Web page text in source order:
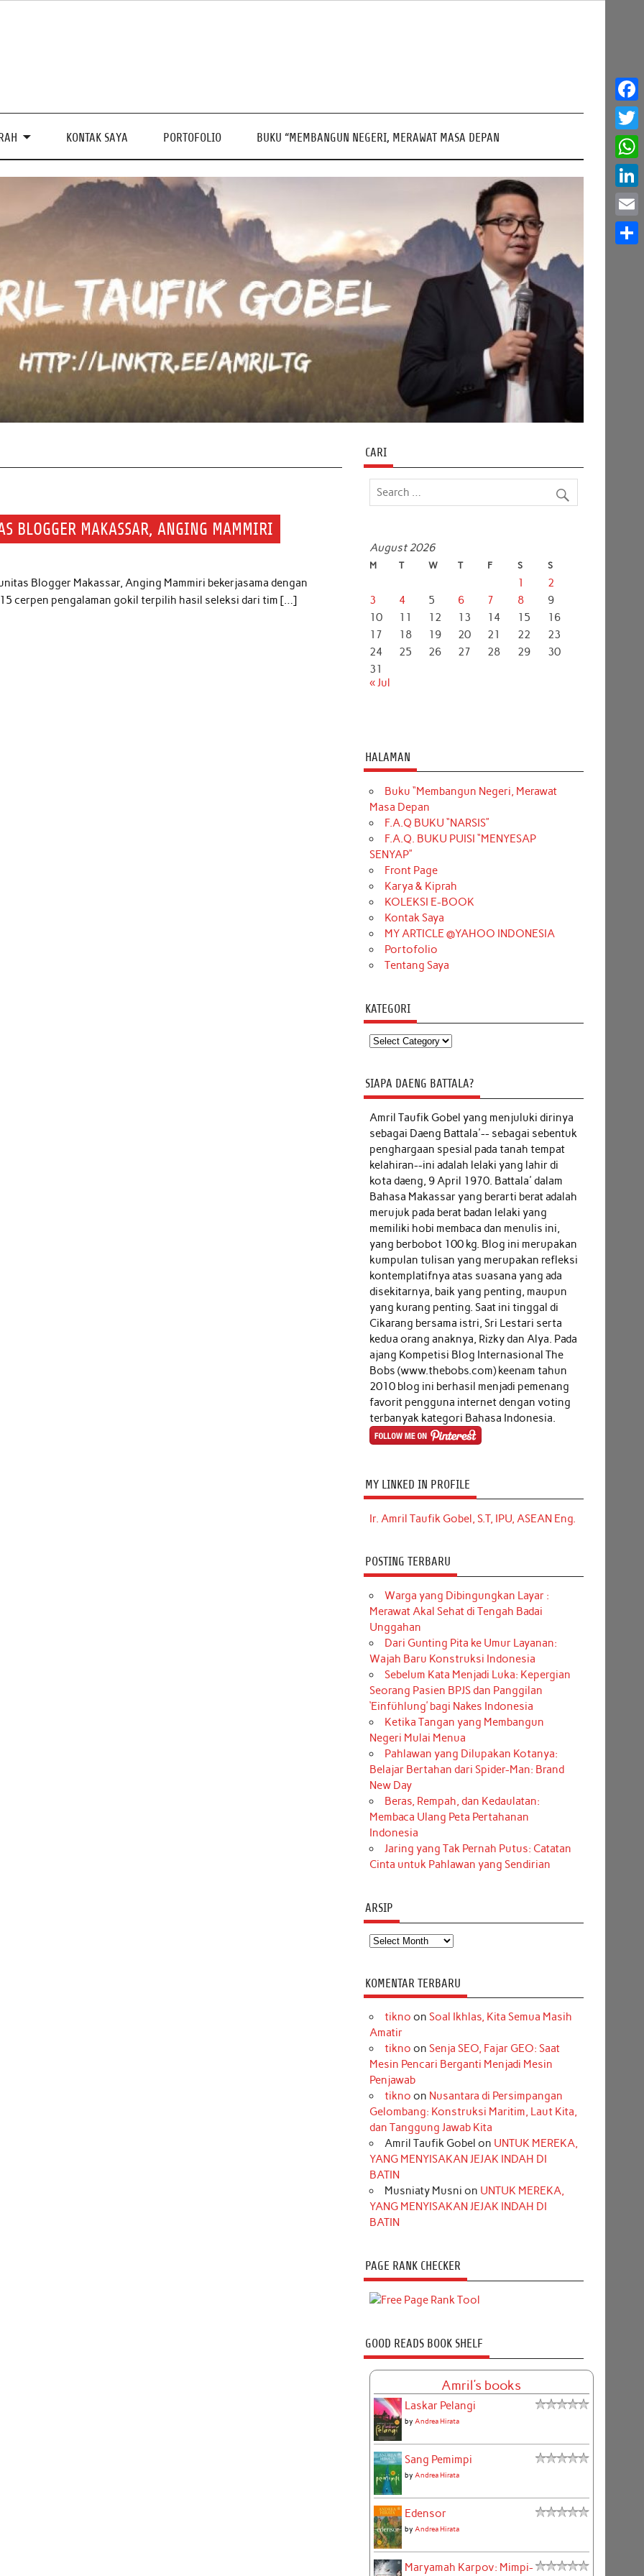
KONTAK SAYA PORTOFOLIO BUKU “MEMBANGUN NEGERI, MERAWAT MASA DEPAN
BLOGGER MAKASSAR, ANGING MAMMIRI
Blogger Makassar, Anging Mammiri bekerjasama dengan
cerpen pengalaman gokil terpilih hasil seleksi dari tim […]
CARI
August 2026
M T W T F S S
1
2
3
4 5 6 7 8
9
10
11 12 13 14 15
16
17
18 19 20 21 22
23
24
25 26 27 28 29
30
31
« Jul
HALAMAN
Buku “Membangun Negeri, Merawat
Masa Depan
F.A.Q BUKU “NARSIS”
F.A.Q. BUKU PUISI “MENYESAP
SENYAP”
Front Page
Karya & Kiprah
KOLEKSI E-BOOK
Kontak Saya
MY ARTICLE @YAHOO INDONESIA
Portofolio
Tentang Saya
KATEGORI
Kategori
SIAPA DAENG BATTALA?
Amril Taufik Gobel yang menjuluki dirinya
sebagai Daeng Battala'-- sebagai sebentuk
penghargaan spesial pada tanah tempat
kelahiran--ini adalah lelaki yang lahir di
kota daeng, 9 April 1970. Battala' dalam
Bahasa Makassar yang berarti berat adalah
merujuk pada berat badan lelaki yang
memiliki hobi membaca dan menulis ini,
yang berbobot 100 kg. Blog ini merupakan
kumpulan tulisan yang merupakan refleksi
kontemplatifnya atas suasana yang ada
disekitarnya, baik yang penting, maupun
yang kurang penting. Saat ini tinggal di
Cikarang bersama istri, Sri Lestari serta
kedua orang anaknya, Rizky dan Alya. Pada
ajang Kompetisi Blog Internasional The
Bobs (www.thebobs.com) keenam tahun
2010 blog ini berhasil menjadi pemenang
favorit pengguna internet dengan voting
terbanyak kategori Bahasa Indonesia.
MY LINKED IN PROFILE
Ir. Amril Taufik Gobel, S.T, IPU, ASEAN Eng.
POSTING TERBARU
Warga yang Dibingungkan Layar :
Merawat Akal Sehat di Tengah Badai
Unggahan
Dari Gunting Pita ke Umur Layanan:
Wajah Baru Konstruksi Indonesia
Sebelum Kata Menjadi Luka: Kepergian
Seorang Pasien BPJS dan Panggilan
‘Einfühlung’ bagi Nakes Indonesia
Ketika Tangan yang Membangun
Negeri Mulai Menua
Pahlawan yang Dilupakan Kotanya:
Belajar Bertahan dari Spider-Man: Brand
New Day
Beras, Rempah, dan Kedaulatan:
Membaca Ulang Peta Pertahanan
Indonesia
Jaring yang Tak Pernah Putus: Catatan
Cinta untuk Pahlawan yang Sendirian
ARSIP
Arsip
KOMENTAR TERBARU
tikno on Soal Ikhlas, Kita Semua Masih
Amatir
tikno on Senja SEO, Fajar GEO: Saat
Mesin Pencari Berganti Menjadi Mesin
Penjawab
tikno on Nusantara di Persimpangan
Gelombang: Konstruksi Maritim, Laut Kita,
dan Tanggung Jawab Kita
Amril Taufik Gobel on UNTUK MEREKA,
YANG MENYISAKAN JEJAK INDAH DI
BATIN
Musniaty Musni on UNTUK MEREKA,
YANG MENYISAKAN JEJAK INDAH DI
BATIN
PAGE RANK CHECKER
GOOD READS BOOK SHELF
Amril's books
Laskar Pelangi
by Andrea Hirata
Sang Pemimpi
by Andrea Hirata
Edensor
by Andrea Hirata
Maryamah Karpov: Mimpi-
Email